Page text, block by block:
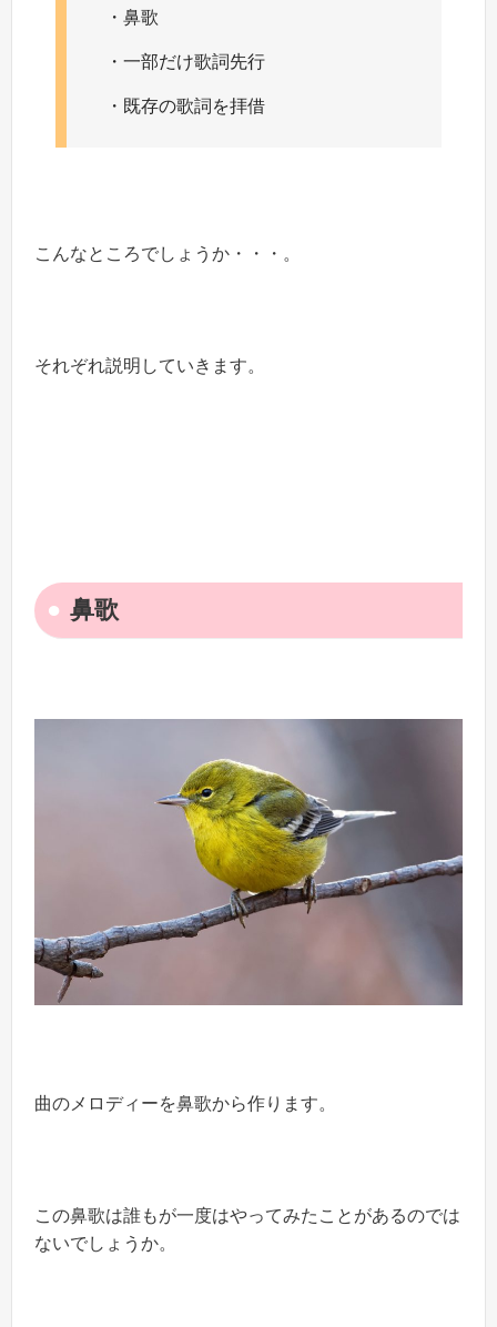
・鼻歌
・一部だけ歌詞先行
・既存の歌詞を拝借
こんなところでしょうか・・・。
それぞれ説明していきます。
鼻歌
曲のメロディーを鼻歌から作ります。
この鼻歌は誰もが一度はやってみたことがあるのでは
ないでしょうか。